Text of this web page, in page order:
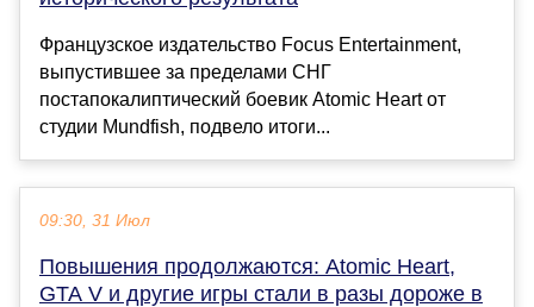
Французское издательство Focus Entertainment,
выпустившее за пределами СНГ
постапокалиптический боевик Atomic Heart от
студии Mundfish, подвело итоги...
09:30, 31 Июл
Повышения продолжаются: Atomic Heart,
GTA V и другие игры стали в разы дороже в